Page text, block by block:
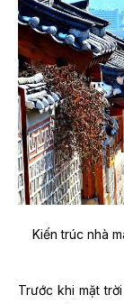
Kiến trúc nhà
Trước khi mặt